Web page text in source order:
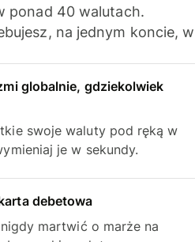
ponad 40 walutach.
na jednym koncie, w
globalnie, gdziekolwiek
swoje waluty pod ręką w
je w sekundy.
debetowa
martwić o marże na